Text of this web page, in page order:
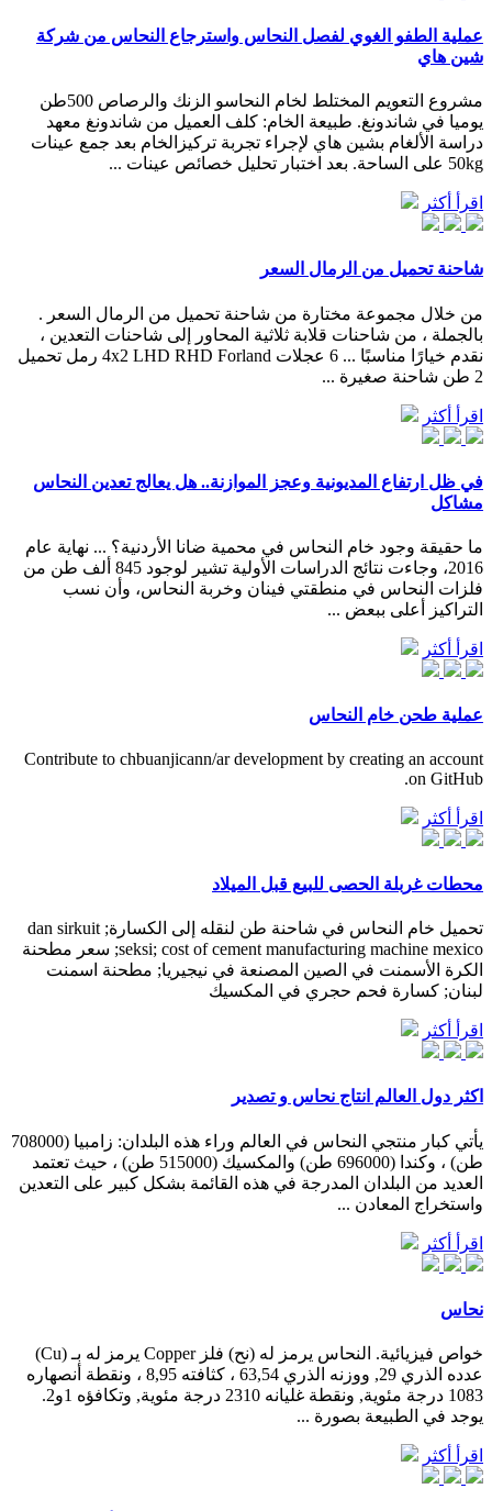
عملية الطفو الغوي لفصل النحاس واسترجاع النحاس من شركة
شين هاي
مشروع التعويم المختلط لخام النحاسو الزنك والرصاص 500طن
يوميا في شاندونغ. طبيعة الخام: كلف العميل من شاندونغ معهد
دراسة الألغام بشين هاي لإجراء تجربة تركيزالخام بعد جمع عينات
50kg على الساحة. بعد اختبار تحليل خصائص عينات ...
اقرأ أكثر
شاحنة تحميل من الرمال السعر
من خلال مجموعة مختارة من شاحنة تحميل من الرمال السعر .
بالجملة ، من شاحنات قلابة ثلاثية المحاور إلى شاحنات التعدين ،
نقدم خيارًا مناسبًا ... 6 عجلات 4x2 LHD RHD Forland رمل تحميل
2 طن شاحنة صغيرة ...
اقرأ أكثر
في ظل ارتفاع المديونية وعجز الموازنة.. هل يعالج تعدين النحاس
مشاكل
ما حقيقة وجود خام النحاس في محمية ضانا الأردنية؟ ... نهاية عام
2016، وجاءت نتائج الدراسات الأولية تشير لوجود 845 ألف طن من
فلزات النحاس في منطقتي فينان وخربة النحاس، وأن نسب
التراكيز أعلى ببعض ...
اقرأ أكثر
عملية طحن خام النحاس
Contribute to chbuanjicann/ar development by creating an account
on GitHub.
اقرأ أكثر
محطات غربلة الحصى للبيع قبل الميلاد
تحميل خام النحاس في شاحنة طن لنقله إلى الكسارة; dan sirkuit
seksi; cost of cement manufacturing machine mexico; سعر مطحنة
الكرة الأسمنت في الصين المصنعة في نيجيريا; مطحنة اسمنت
لبنان; كسارة فحم حجري في المكسيك
اقرأ أكثر
اكثر دول العالم انتاج نحاس و تصدير
يأتي كبار منتجي النحاس في العالم وراء هذه البلدان: زامبيا (708000
طن) ، وكندا (696000 طن) والمكسيك (515000 طن) ، حيث تعتمد
العديد من البلدان المدرجة في هذه القائمة بشكل كبير على التعدين
واستخراج المعادن ...
اقرأ أكثر
نحاس
خواص فيزيائية. النحاس يرمز له (نح) فلز Copper يرمز له بـ (Cu)
عدده الذري 29, ووزنه الذري 63,54 ، كثافته 8,95 ، ونقطة أنصهاره
1083 درجة مئوية, ونقطة غليانه 2310 درجة مئوية, وتكافؤه 1و2.
يوجد في الطبيعة بصورة ...
اقرأ أكثر